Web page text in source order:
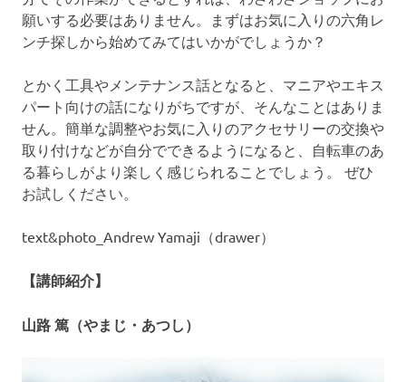
願いする必要はありません。まずはお気に入りの六角レ
ンチ探しから始めてみてはいかがでしょうか？
とかく工具やメンテナンス話となると、マニアやエキス
パート向けの話になりがちですが、そんなことはありま
せん。簡単な調整やお気に入りのアクセサリーの交換や
取り付けなどが自分でできるようになると、自転車のあ
る暮らしがより楽しく感じられることでしょう。 ぜひ
お試しください。
text&photo_Andrew Yamaji（drawer）
【講師紹介】
山路 篤（やまじ・あつし）